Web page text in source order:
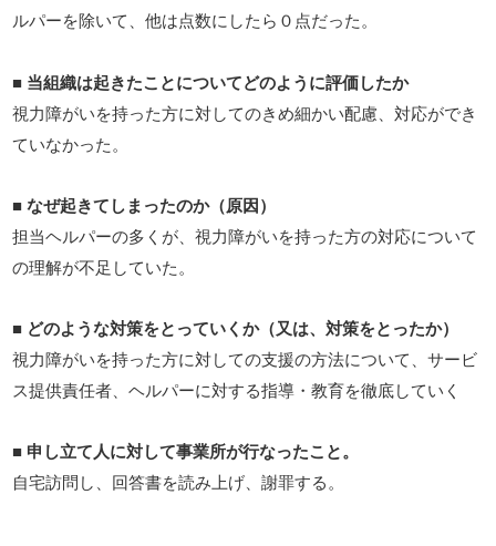
ルパーを除いて、他は点数にしたら０点だった。
■ 当組織は起きたことについてどのように評価したか
視力障がいを持った方に対してのきめ細かい配慮、対応ができ
ていなかった。
■ なぜ起きてしまったのか（原因）
担当ヘルパーの多くが、視力障がいを持った方の対応について
の理解が不足していた。
■ どのような対策をとっていくか（又は、対策をとったか）
視力障がいを持った方に対しての支援の方法について、サービ
ス提供責任者、ヘルパーに対する指導・教育を徹底していく
■ 申し立て人に対して事業所が行なったこと。
自宅訪問し、回答書を読み上げ、謝罪する。